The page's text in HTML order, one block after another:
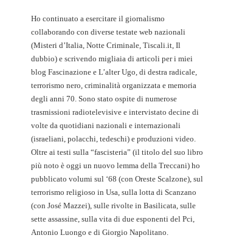
Ho continuato a esercitare il giornalismo
collaborando con diverse testate web nazionali
(Misteri d’Italia, Notte Criminale, Tiscali.it, Il
dubbio) e scrivendo migliaia di articoli per i miei
blog Fascinazione e L’alter Ugo, di destra radicale,
terrorismo nero, criminalità organizzata e memoria
degli anni 70. Sono stato ospite di numerose
trasmissioni radiotelevisive e intervistato decine di
volte da quotidiani nazionali e internazionali
(israeliani, polacchi, tedeschi) e produzioni video.
Oltre ai testi sulla “fascisteria” (il titolo del suo libro
più noto è oggi un nuovo lemma della Treccani) ho
pubblicato volumi sul ‘68 (con Oreste Scalzone), sul
terrorismo religioso in Usa, sulla lotta di Scanzano
(con José Mazzei), sulle rivolte in Basilicata, sulle
sette assassine, sulla vita di due esponenti del Pci,
Antonio Luongo e di Giorgio Napolitano.